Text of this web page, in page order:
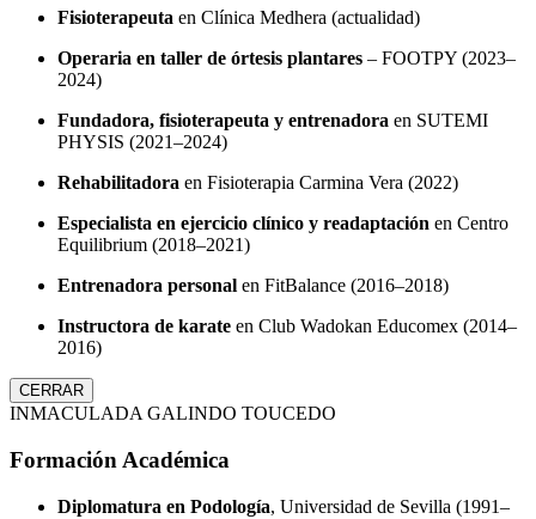
Fisioterapeuta en Clínica Medhera (actualidad)
Operaria en taller de órtesis plantares – FOOTPY (2023–
2024)
Fundadora, fisioterapeuta y entrenadora en SUTEMI
PHYSIS (2021–2024)
Rehabilitadora en Fisioterapia Carmina Vera (2022)
Especialista en ejercicio clínico y readaptación en Centro
Equilibrium (2018–2021)
Entrenadora personal en FitBalance (2016–2018)
Instructora de karate en Club Wadokan Educomex (2014–
2016)
CERRAR
INMACULADA GALINDO TOUCEDO
Formación Académica
Diplomatura en Podología, Universidad de Sevilla (1991–